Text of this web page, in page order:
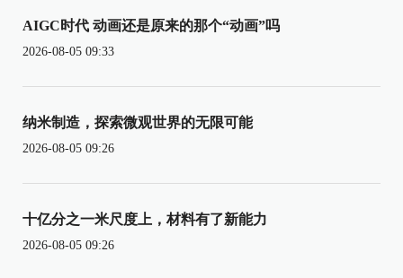
AIGC时代 动画还是原来的那个“动画”吗
2026-08-05 09:33
纳米制造，探索微观世界的无限可能
2026-08-05 09:26
十亿分之一米尺度上，材料有了新能力
2026-08-05 09:26